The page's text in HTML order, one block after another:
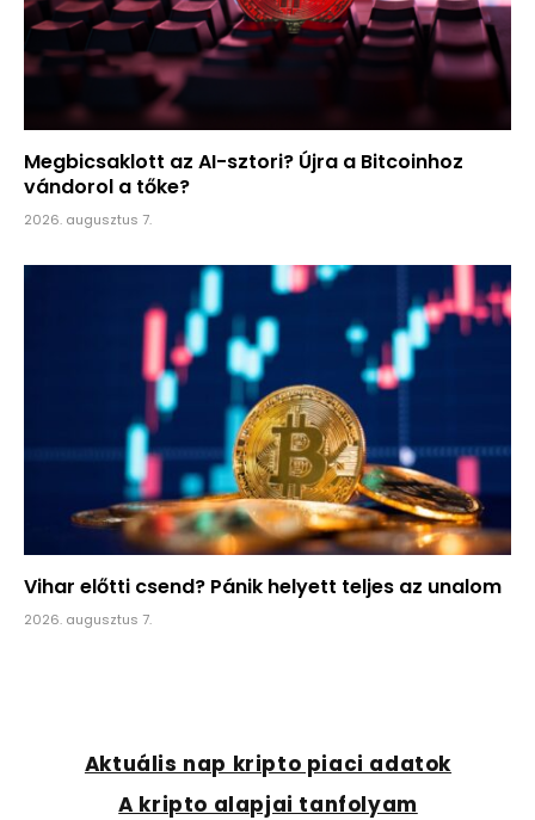
Megbicsaklott az AI-sztori? Újra a Bitcoinhoz
vándorol a tőke?
2026. augusztus 7.
Vihar előtti csend? Pánik helyett teljes az unalom
2026. augusztus 7.
Aktuális nap kripto piaci adatok
A kripto alapjai tanfolyam